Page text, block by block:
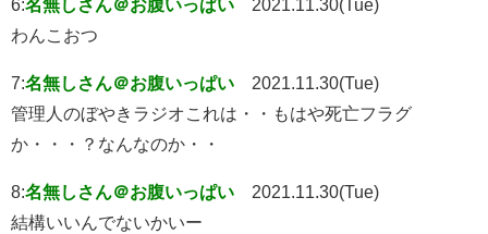
6:名無しさん＠お腹いっぱい
2021.11.30(Tue)
わんこおつ
7:名無しさん＠お腹いっぱい
2021.11.30(Tue)
管理人のぼやきラジオこれは・・もはや死亡フラグ
か・・・？なんなのか・・
8:名無しさん＠お腹いっぱい
2021.11.30(Tue)
結構いいんでないかいー